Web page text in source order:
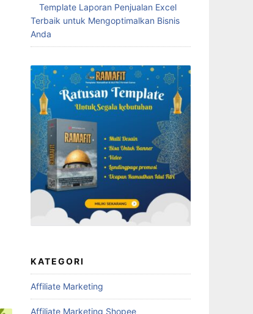
Template Laporan Penjualan Excel
Terbaik untuk Mengoptimalkan Bisnis
Anda
KATEGORI
Affiliate Marketing
Affiliate Marketing Shopee